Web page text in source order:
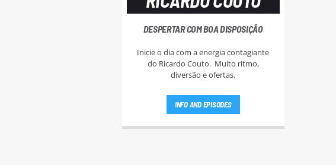
DESPERTAR COM BOA DISPOSIÇÃO
Inicie o dia com a energia contagiante
do Ricardo Couto. Muito ritmo,
diversão e ofertas.
INFO AND EPISODES